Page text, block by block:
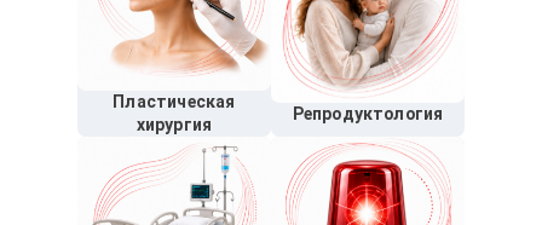
Пластическая
хирургия
Репродуктология